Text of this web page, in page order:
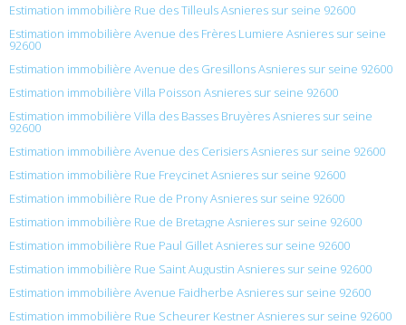
Estimation immobilière Rue des Tilleuls Asnieres sur seine 92600
Estimation immobilière Avenue des Frères Lumiere Asnieres sur seine
92600
Estimation immobilière Avenue des Gresillons Asnieres sur seine 92600
Estimation immobilière Villa Poisson Asnieres sur seine 92600
Estimation immobilière Villa des Basses Bruyères Asnieres sur seine
92600
Estimation immobilière Avenue des Cerisiers Asnieres sur seine 92600
Estimation immobilière Rue Freycinet Asnieres sur seine 92600
Estimation immobilière Rue de Prony Asnieres sur seine 92600
Estimation immobilière Rue de Bretagne Asnieres sur seine 92600
Estimation immobilière Rue Paul Gillet Asnieres sur seine 92600
Estimation immobilière Rue Saint Augustin Asnieres sur seine 92600
Estimation immobilière Avenue Faidherbe Asnieres sur seine 92600
Estimation immobilière Rue Scheurer Kestner Asnieres sur seine 92600